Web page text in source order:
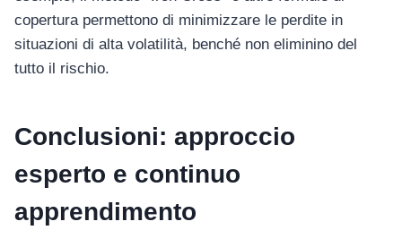
copertura permettono di minimizzare le perdite in
situazioni di alta volatilità, benché non eliminino del
tutto il rischio.
Conclusioni: approccio
esperto e continuo
apprendimento